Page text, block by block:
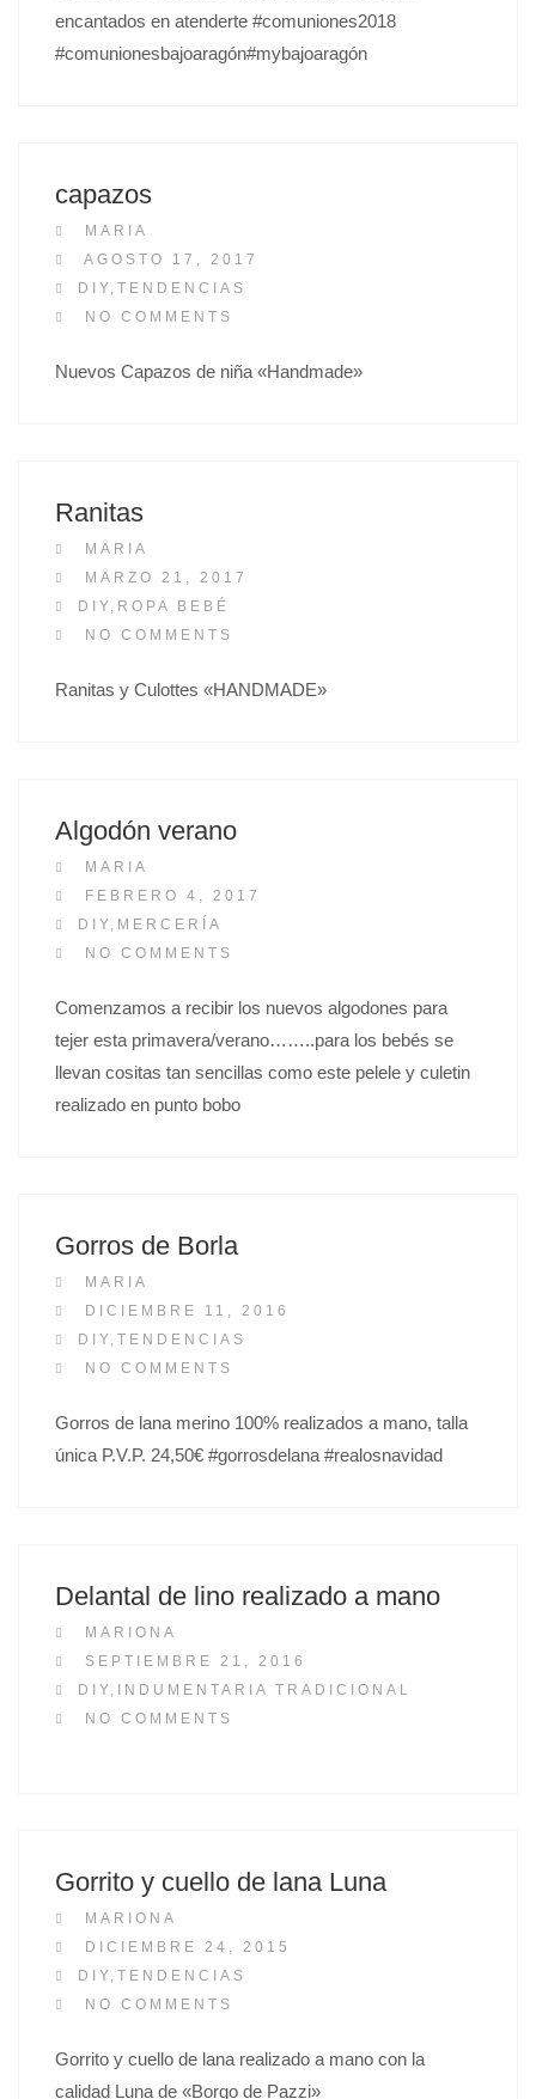
encantados en atenderte #comuniones2018
#comunionesbajoaragón#mybajoaragón
capazos
MARIA
P
O
S
E
AGOSTO 17, 2017
DIY, TENDENCIAS
NO COMMENTS
Nuevos Capazos de niña «Handmade»
Ranitas
MARIA
P
O
S
E
MARZO 21, 2017
DIY, ROPA BEBÉ
NO COMMENTS
Ranitas y Culottes «HANDMADE»
Algodón verano
MARIA
P
O
S
E
D
O
N
FEBRERO 4, 2017
DIY, MERCERÍA
NO COMMENTS
Comenzamos a recibir los nuevos algodones para
tejer esta primavera/verano……..para los bebés se
llevan cositas tan sencillas como este pelele y culetin
realizado en punto bobo
Gorros de Borla
MARIA
P
O
S
E
D
DICIEMBRE 11, 2016
DIY, TENDENCIAS
NO COMMENTS
Gorros de lana merino 100% realizados a mano, talla
única P.V.P. 24,50€ #gorrosdelana #realosnavidad
Delantal de lino realizado a mano
MARIONA
P
O
S
SEPTIEMBRE 21, 2016
DIY,
INDUMENTARIA TRADICIONAL
NO COMMENTS
Gorrito y cuello de lana Luna
MARIONA
P
O
S
E
D
DICIEMBRE 24, 2015
DIY, TENDENCIAS
NO COMMENTS
Gorrito y cuello de lana realizado a mano con la
calidad Luna de «Borgo de Pazzi»